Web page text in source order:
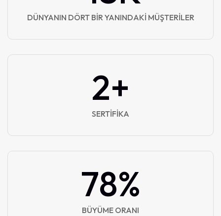
DÜNYANIN DÖRT BIR YANINDAKI MÜŞTERILER
3+
SERTIFIKA
97%
BÜYÜME ORANI